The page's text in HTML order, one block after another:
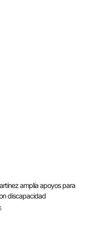
amplía apoyos para
discapacidad